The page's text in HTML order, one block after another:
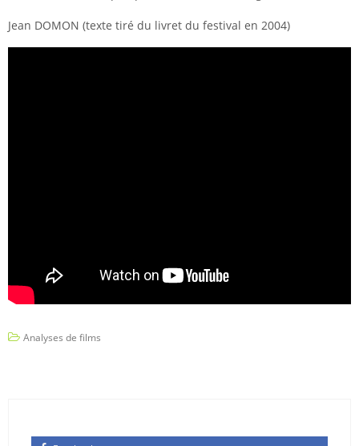
Jean DOMON (texte tiré du livret du festival en 2004)
Analyses de films